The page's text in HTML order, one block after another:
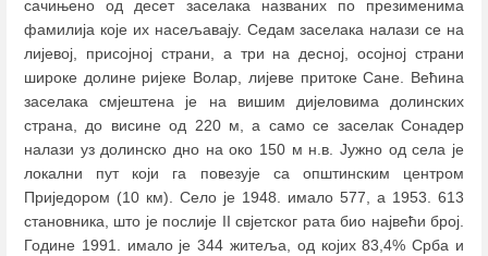
сачињено од десет заселака названих по презименима
фамилија које их насељавају. Седам заселака налази се на
лијевој, присојној страни, а три на десној, осојној страни
широке долине ријеке Волар, лијеве притоке Сане. Већина
заселака смјештена је на вишим дијеловима долинских
страна, до висине од 220 м, а само се заселак Сонадер
налази уз долинско дно на око 150 м н.в. Јужно од села је
локални пут који га повезује са општинским центром
Приједором (10 км). Село је 1948. имало 577, а 1953. 613
становника, што је послије II свјетског рата био највећи број.
Године 1991. имало је 344 житеља, од којих 83,4% Срба и